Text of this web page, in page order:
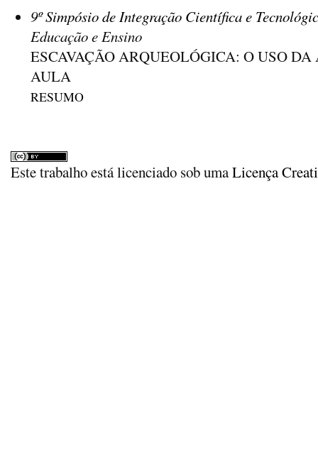
9º Simpósio de Integração Científica e
Educação e Ensino
ESCAVAÇÃO ARQUEOLÓGICA: O USO
AULA
RESUMO
Este trabalho está licenciado sob umaLicença